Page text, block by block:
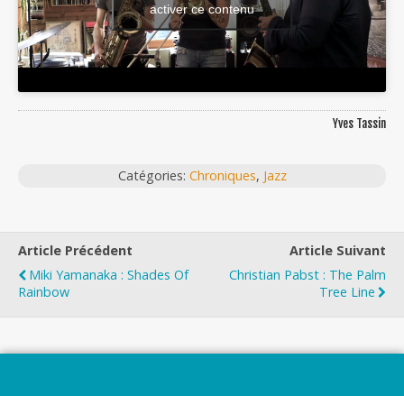
activer ce contenu
Yves Tassin
Catégories: Chroniques, Jazz
Article Précédent
Miki Yamanaka : Shades Of
Rainbow
Article Suivant
Christian Pabst : The Palm
Tree Line